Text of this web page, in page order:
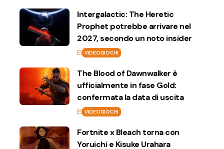
Intergalactic: The Heretic
Prophet potrebbe arrivare nel
2027, secondo un noto insider
VIDEOGIOCHI
The Blood of Dawnwalker è
ufficialmente in fase Gold:
confermata la data di uscita
VIDEOGIOCHI
Fortnite x Bleach torna con
Yoruichi e Kisuke Urahara